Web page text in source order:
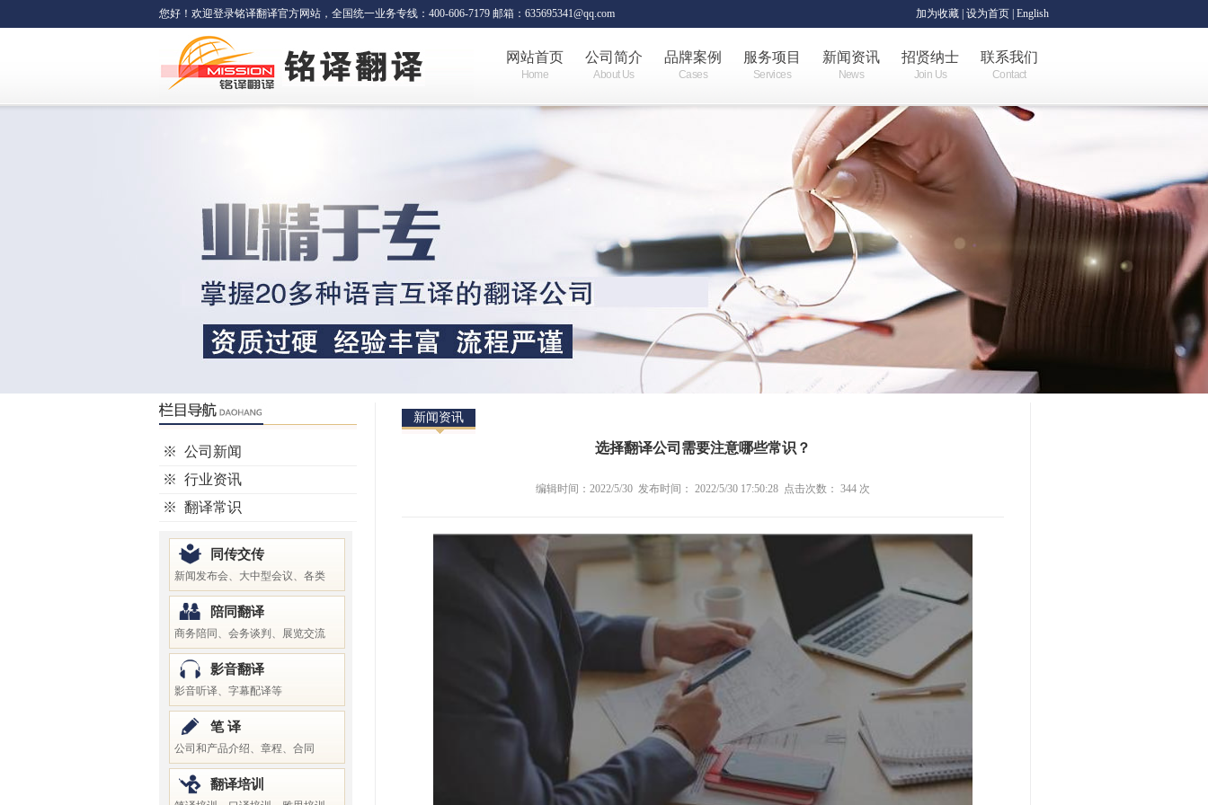
加为收藏 设为首页 | English
您好！欢迎登录铭译翻译官方网站，全国统一业务专线：400-606-7179 邮箱：635695341@qq.com
联系我们
Contact
招贤纳士
Join Us
新闻资讯
News
服务项目
Services
品牌案例
Cases
公司简介
About Us
网站首页
Home
※ 公司新闻
※ 行业资讯
※ 翻译常识
同传交传
新闻发布会、大中型会议、各类
陪同翻译
商务陪同、会务谈判、展览交流
影音翻译
影音听译、字幕配译等
笔 译
公司和产品介绍、章程、合同
翻译培训
新闻资讯
选择翻译公司需要注意哪些常识？
编辑时间：2022/5/30 发布时间： 2022/5/30 17:50:28 点击次数： 344 次